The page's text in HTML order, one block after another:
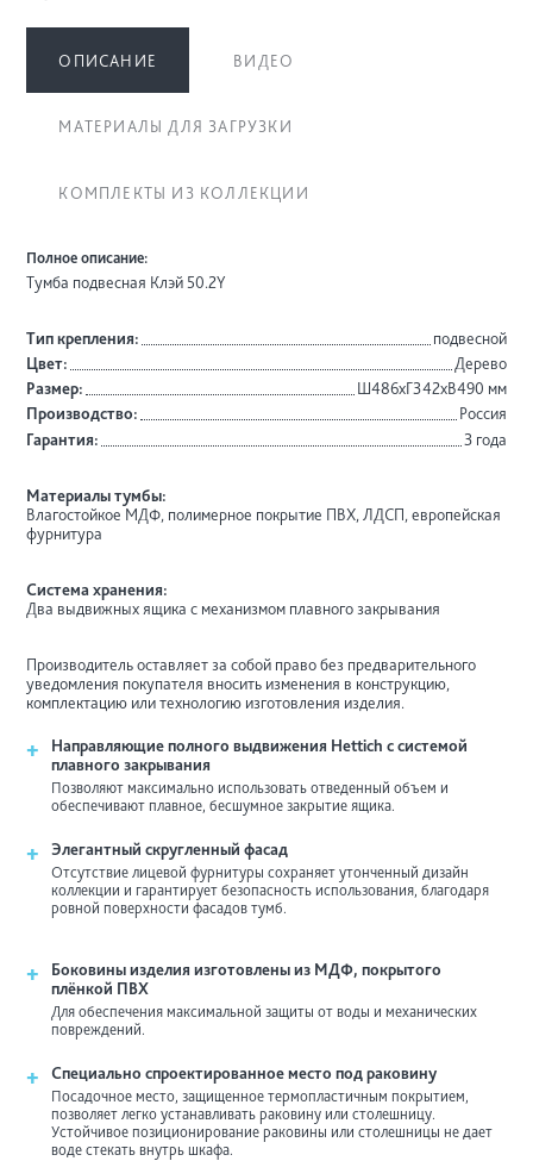
ОПИСАНИЕ ВИДЕО
МАТЕРИАЛЫ ДЛЯ ЗАГРУЗКИ
КОМПЛЕКТЫ ИЗ КОЛЛЕКЦИИ
Полное описание:
Тумба подвесная Клэй 50.2Y
Тип крепления:
подвесной
Цвет:
Дерево
Размер:
Ш486хГ342хВ490 мм
Производство:
Россия
Гарантия:
3 года
Материалы тумбы:
Влагостойкое МДФ, полимерное покрытие ПВХ, ЛДСП, европейская
фурнитура
Система хранения:
Два выдвижных ящика с механизмом плавного закрывания
Производитель оставляет за собой право без предварительного
уведомления покупателя вносить изменения в конструкцию,
комплектацию или технологию изготовления изделия.
+
Направляющие полного выдвижения Hettich с системой
плавного закрывания
Позволяют максимально использовать отведенный объем и
обеспечивают плавное, бесшумное закрытие ящика.
+ Элегантный скругленный фасад
Отсутствие лицевой фурнитуры сохраняет утонченный дизайн
коллекции и гарантирует безопасность использования, благодаря
ровной поверхности фасадов тумб.
+
Боковины изделия изготовлены из МДФ, покрытого
плёнкой ПВХ
Для обеспечения максимальной защиты от воды и механических
повреждений.
+ Специально спроектированное место под раковину
Посадочное место, защищенное термопластичным покрытием,
позволяет легко устанавливать раковину или столешницу.
Устойчивое позиционирование раковины или столешницы не дает
воде стекать внутрь шкафа.